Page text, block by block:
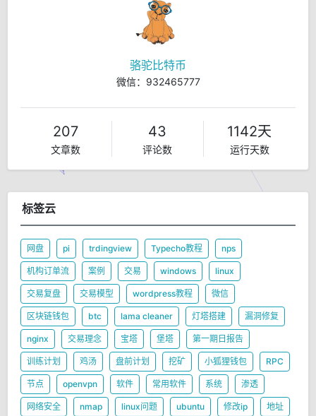
骆驼比特币
微信：932465777
207
文章数
43
评论数
1142天
运行天数
标签云
网盘 pi trdingview Typecho教程 nps
机构订单流 案例 交易 windows linux
交易复盘 交易模型 wordpress教程 微信
区块链钱包 btc lama cleaner 灯塔搭建 漏洞修复
nginx 交易理念 宝塔 堡塔 第一期日报告
训练计划 鸡汤 盘前计划 挖矿 小狐狸钱包 RPC
节点 openvpn 软件 常用软件 系统 渗透
网络安全 nmap linux问题 ubuntu 修改ip 地址